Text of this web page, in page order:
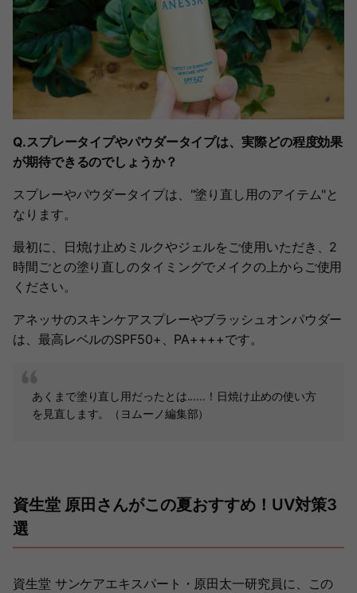
Q.スプレータイプやパウダータイプは、実際どの程度効果
が期待できるのでしょうか？
スプレーやパウダータイプは、"塗り直し用のアイテム"と
なります。
最初に、日焼け止めミルクやジェルをご使用いただき、2
時間ごとの塗り直しのタイミングでメイクの上からご使用
ください。
アネッサのスキンケアスプレーやブラッシュオンパウダー
は、最高レベルのSPF50+、PA++++です。
あくまで塗り直し用だったとは......！日焼け止めの使い方
を見直します。（ヨムーノ編集部）
資生堂 原田さんがこの夏おすすめ！UV対策3
選
資生堂 サンケアエキスパート・原田太一研究員に、この